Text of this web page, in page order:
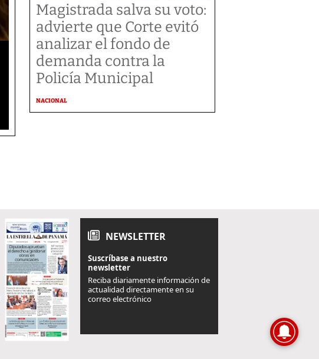
Magistrada salva su voto:
advierte que Corte evitó
analizar el fondo de
demanda contra la
Policía Municipal
NACIONAL
NEWSLETTER
Suscríbase a nuestro
newsletter
Reciba diariamente información de
actualidad directamente en su
correo electrónico